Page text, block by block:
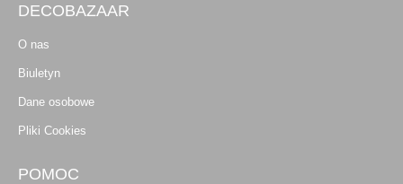
DECOBAZAAR
O nas
Biuletyn
Dane osobowe
Pliki Cookies
POMOC